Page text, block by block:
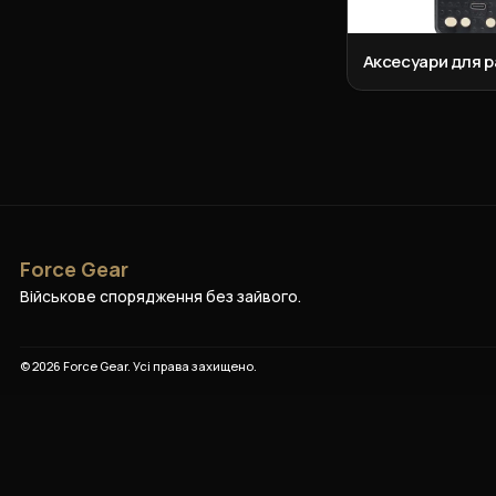
Аксесуари для
Force Gear
Військове спорядження без зайвого.
©2026 Force Gear. Усі права захищено.